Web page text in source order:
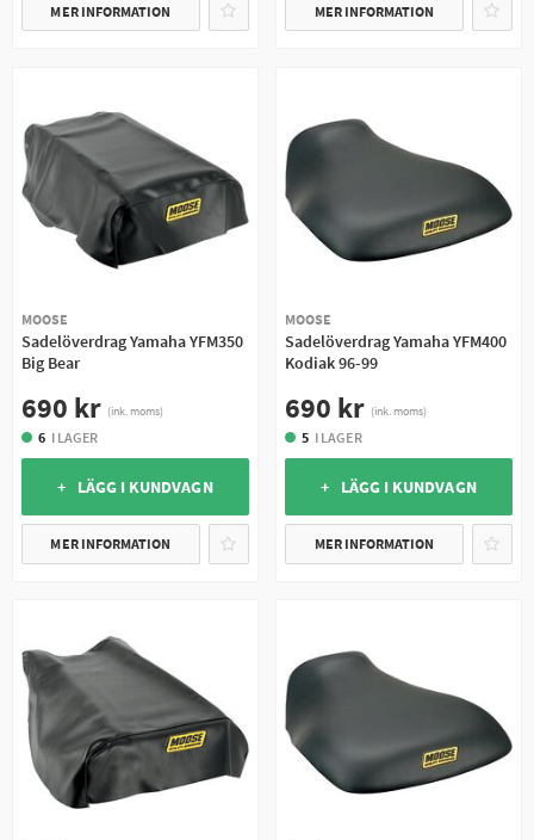
MER INFORMATION MER INFORMATION
MOOSE
Sadelöverdrag Yamaha YFM350
Big Bear
690 kr (ink. moms)
6 I LAGER
+ LÄGG I KUNDVAGN
MER INFORMATION
MOOSE
Sadelöverdrag Yamaha YFM400
Kodiak 96-99
690 kr (ink. moms)
5 I LAGER
+ LÄGG I KUNDVAGN
MER INFORMATION